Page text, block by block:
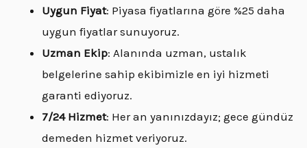
Uygun Fiyat: Piyasa fiyatlarına göre %25 daha
uygun fiyatlar sunuyoruz.
Uzman Ekip: Alanında uzman, ustalık
belgelerine sahip ekibimizle en iyi hizmeti
garanti ediyoruz.
7/24 Hizmet: Her an yanınızdayız; gece gündüz
demeden hizmet veriyoruz.